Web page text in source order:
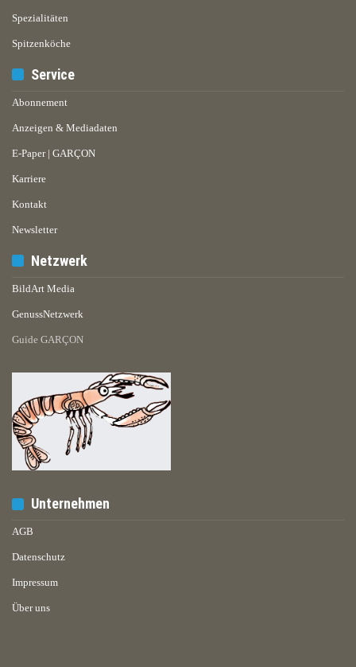
Spezialitäten
Spitzenköche
Service
Abonnement
Anzeigen & Mediadaten
E-Paper | GARÇON
Karriere
Kontakt
Newsletter
Netzwerk
BildArt Media
GenussNetzwerk
Guide GARÇON
Unternehmen
AGB
Datenschutz
Impressum
Über uns